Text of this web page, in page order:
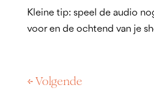
Kleine tip: speel de audio
voor en de ochtend van je
←Volgende